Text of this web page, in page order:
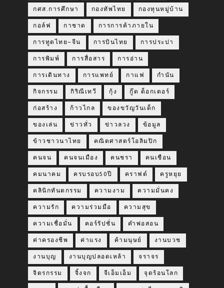
กศส.การศึกษา กองทัพไทย กองทุนหมู่บ้าน
กอล์ฟ กาชาด การการค้าภายใน
การทูตไทย–จีน การบินไทย การประปา
การพิมพ์ การสื่อสาร การอ่าน
การเดินทาง การแพทย์ กาแฟ กำนัน
กิจกรรม กิริณีเทวี กุ้ง กู๊ด ด็อกเตอร์
ก่อสร้าง ก้าวไกล ของขวัญวันเด็ก
ของเล่น ข่าวทั่ว ข่าวลวง ข้อมูล
ข้าวชาวนาไทย คณิตศาสตร์โอลิมปิก
คนจน คนจนเมือง คนชรา คนเชือน
คมนาคม ครบรอบ50ปี คราฟต์ ครูหยุย
คลินิกทันตกรรม ความงาม ความมั่นคง
ความรัก ความร่วมมือ ความสุข
ความเชื่อมั่น คอร์รัปชั่น คำพ่อสอน
ค่าครองชีพ ค่าแรง ค้ามนุษย์ งานบวช
งานบุญ งานบุญปลอดเหล้า จราจร
จิตรกรรม จิ้งจก จีเอ็มเอ็ม จุดร้อนโลก